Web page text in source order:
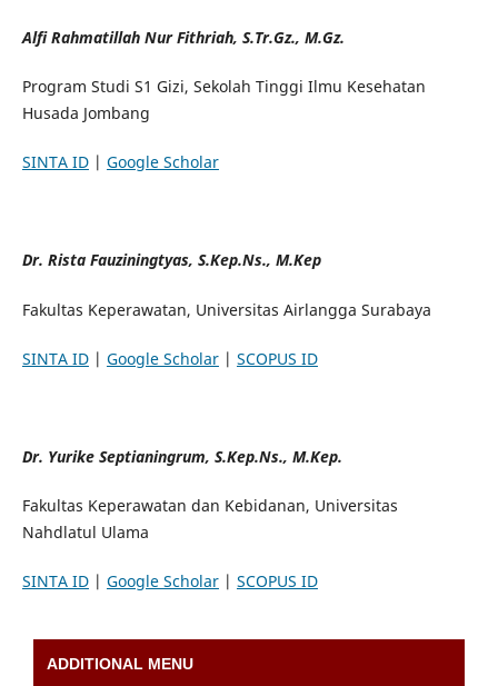
Alfi Rahmatillah Nur Fithriah, S.Tr.Gz., M.Gz.
Program Studi S1 Gizi, Sekolah Tinggi Ilmu Kesehatan
Husada Jombang
SINTA ID| Google Scholar
Dr. Rista Fauziningtyas, S.Kep.Ns., M.Kep
Fakultas Keperawatan, Universitas Airlangga Surabaya
SINTA ID| Google Scholar| SCOPUS ID
Dr. Yurike Septianingrum, S.Kep.Ns., M.Kep.
Fakultas Keperawatan dan Kebidanan, Universitas
Nahdlatul Ulama
SINTA ID| Google Scholar| SCOPUS ID
ADDITIONAL MENU